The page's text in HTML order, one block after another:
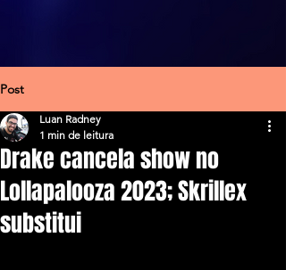
Post
Drake cancela show no
Lollapalooza 2023; Skrillex
substitui
Luan Radney
1 min de leitura